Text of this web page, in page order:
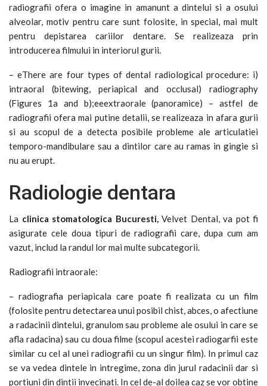
radiografii ofera o imagine in amanunt a dintelui si a osului
alveolar, motiv pentru care sunt folosite, in special, mai mult
pentru depistarea cariilor dentare. Se realizeaza prin
introducerea filmului in interiorul gurii.
– eThere are four types of dental radiological procedure: i)
intraoral (bitewing, periapical and occlusal) radiography
(Figures 1a and b);eeextraorale (panoramice) – astfel de
radiografii ofera mai putine detalii, se realizeaza in afara gurii
si au scopul de a detecta posibile probleme ale articulatiei
temporo-mandibulare sau a dintilor care au ramas in gingie si
nu au erupt.
Radiologie dentara
La clinica stomatologica Bucuresti,Velvet Dental, va pot fi
asigurate cele doua tipuri de radiografii care, dupa cum am
vazut, includ la randul lor mai multe subcategorii.
Radiografii intraorale:
– radiografia periapicala care poate fi realizata cu un film
(folosite pentru detectarea unui posibil chist, abces, o afectiune
a radacinii dintelui, granulom sau probleme ale osului in care se
afla radacina) sau cu doua filme (scopul acestei radiogarfii este
similar cu cel al unei radiografii cu un singur film). In primul caz
se va vedea dintele in intregime, zona din jurul radacinii dar si
portiuni din dintii invecinati. In cel de-al doilea caz se vor obtine